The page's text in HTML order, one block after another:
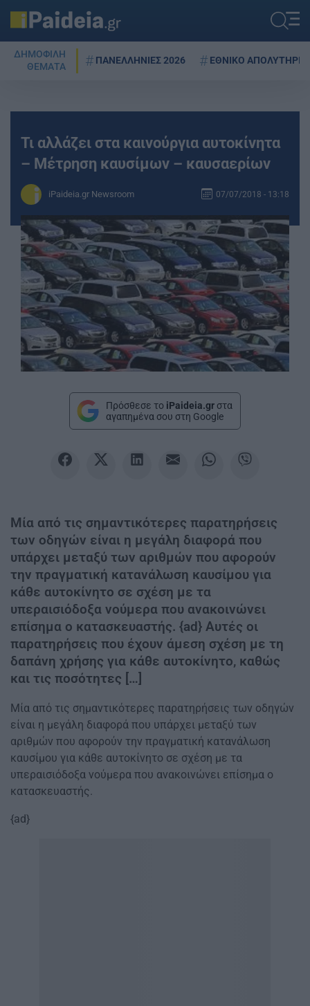
ΔΗΜΟΦΙΛΗ
ΘΕΜΑΤΑ
ΠΑΝΕΛΛΗΝΙΕΣ 2026 ΕΘΝΙΚΟ ΑΠΟΛΥΤΗΡΙΟ
Τι αλλάζει στα καινούργια αυτοκίνητα
– Μέτρηση καυσίμων – καυσαερίων
iPaideia.gr Newsroom 07/07/2018 - 13:18
Πρόσθεσε το iPaideia.gr στα
αγαπημένα σου στη Google
Μία από τις σημαντικότερες παρατηρήσεις
των οδηγών είναι η μεγάλη διαφορά που
υπάρχει μεταξύ των αριθμών που αφορούν
την πραγματική κατανάλωση καυσίμου για
κάθε αυτοκίνητο σε σχέση με τα
υπεραισιόδοξα νούμερα που ανακοινώνει
επίσημα ο κατασκευαστής. {ad} Αυτές οι
παρατηρήσεις που έχουν άμεση σχέση με τη
δαπάνη χρήσης για κάθε αυτοκίνητο, καθώς
και τις ποσότητες […]
Μία από τις σημαντικότερες παρατηρήσεις των οδηγών
είναι η μεγάλη διαφορά που υπάρχει μεταξύ των
αριθμών που αφορούν την πραγματική κατανάλωση
καυσίμου για κάθε αυτοκίνητο σε σχέση με τα
υπεραισιόδοξα νούμερα που ανακοινώνει επίσημα ο
κατασκευαστής.
{ad}